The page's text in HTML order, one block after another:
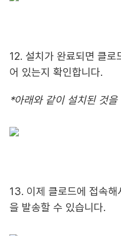
12. 설치가 완료되면 클로
어 있는지 확인합니다.
*아래와 같이 설치된 것
13. 이제 클로드에 접속
을 발송할 수 있습니다.